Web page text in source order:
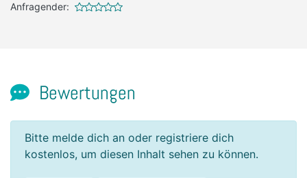
Anfragender:
Bewertungen
Bitte melde dich an oder registriere dich
kostenlos, um diesen Inhalt sehen zu können.